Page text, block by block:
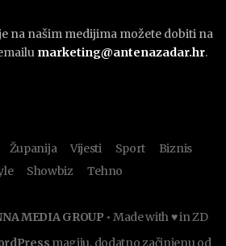
na našim medijima možete dobiti na
marketing@antenazadar.hr.
Županija Vijesti Sport
Biznis
Showbiz Tehno
MEDIA GROUP • Made with ♥ in ZD
magiju, dodatno začinjenu od